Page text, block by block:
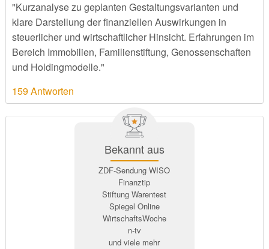
"Kurzanalyse zu geplanten Gestaltungsvarianten und
klare Darstellung der finanziellen Auswirkungen in
steuerlicher und wirtschaftlicher Hinsicht. Erfahrungen im
Bereich Immobilien, Familienstiftung, Genossenschaften
und Holdingmodelle."
159 Antworten
Bekannt aus
ZDF-Sendung WISO
Finanztip
Stiftung Warentest
Spiegel Online
WirtschaftsWoche
n-tv
und viele mehr